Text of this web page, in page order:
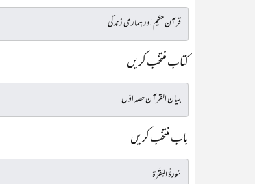
کتاب منتخب کریں
باب منتخب کریں